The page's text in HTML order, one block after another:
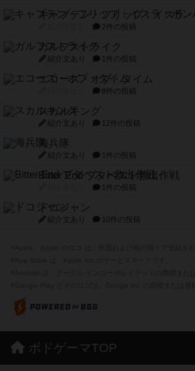
キャプテン・フリップ：イスラ
2件の投稿
ガルフストライク
紹介文あり 1件の投稿
エコーズ・オブ・タイム
8件の投稿
スカルキング
紹介文あり 12件の投稿
海兵隊
紹介文あり 1件の投稿
Bitter End ブタペスト救出作戦
1件の投稿
ドコジャン
紹介文あり 10件の投稿
ボドゲーマTOP